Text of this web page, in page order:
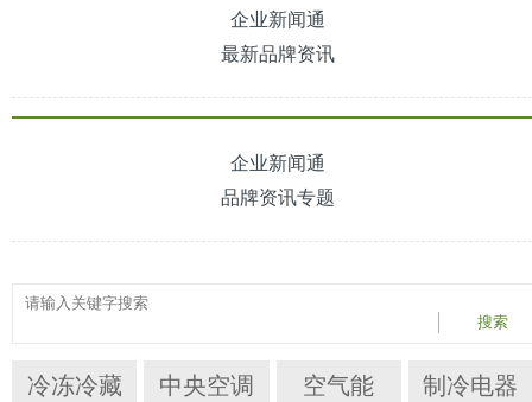
企业新闻通
最新品牌资讯
企业新闻通
品牌资讯专题
搜索
冷冻冷藏 中央空调 空气能
制冷电器